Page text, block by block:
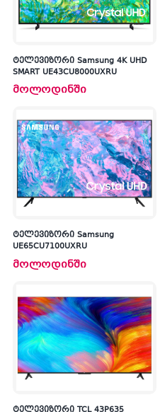
ტელევიზორი Samsung 4K UHD
SMART UE43CU8000UXRU
მოლოდინში
ტელევიზორი Samsung
UE65CU7100UXRU
მოლოდინში